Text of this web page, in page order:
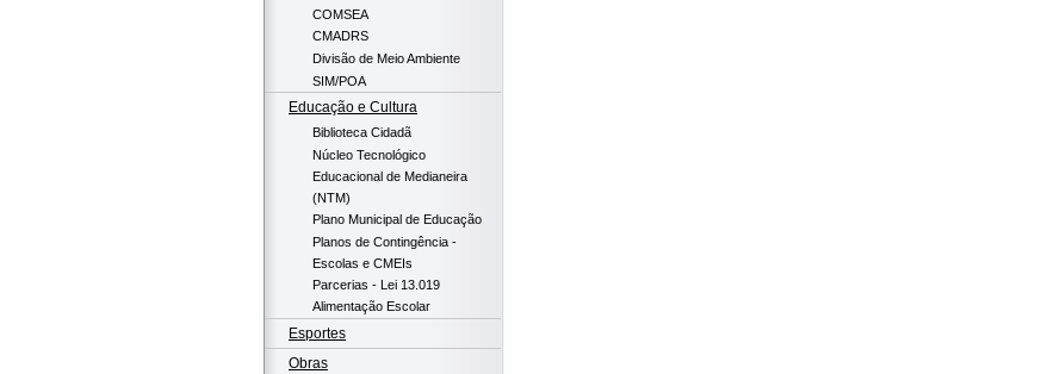
COMSEA
CMADRS
Divisão de Meio Ambiente
SIM/POA
Educação e Cultura
Biblioteca Cidadã
Núcleo Tecnológico
Educacional de Medianeira
(NTM)
Plano Municipal de Educação
Planos de Contingência -
Escolas e CMEIs
Parcerias - Lei 13.019
Alimentação Escolar
Esportes
Obras